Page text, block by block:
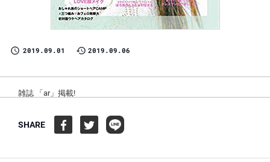
2019.09.01 2019.09.06
雑誌 「ar」掲載!
SHARE